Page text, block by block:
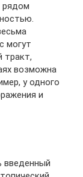
рядом
могут
тракт,
возможна
у одного
и
введенный